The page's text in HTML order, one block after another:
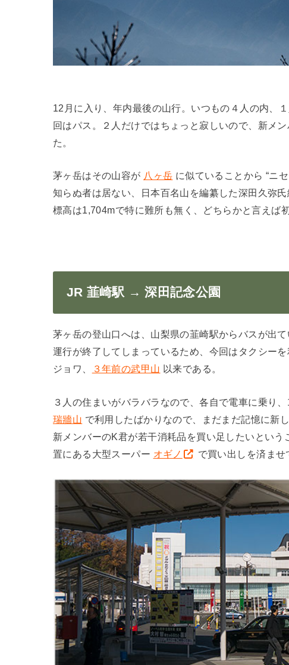
12月に入り、年内最後の山行。いつもの４人の内、
回はパス。２人だけではちょっと寂しいので、新メ
た。
茅ヶ岳はその山容が 八ヶ岳 に似ていることから “ニ
知らぬ者は居ない、日本百名山を編纂した深田久弥氏
標高は1,704mで特に難所も無く、どちらかと言えば
JR 韮崎駅 → 深田記念公園
茅ヶ岳の登山口へは、山梨県の韮崎駅からバスが出
運行が終了してしまっているため、今回はタクシー
ジョワ、
３年前の武甲山 以来である。
３人の住まいがバラバラなので、各自で電車に乗り
瑞牆山 で利用したばかりなので、まだまだ記憶に新し
新メンバーのK君が若干消耗品を買い足したいとい
置にある大型スーパー オギノ で買い出しを済ませ